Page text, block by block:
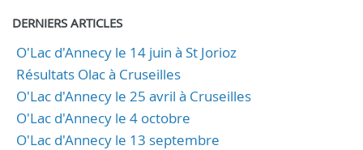
DERNIERS ARTICLES
O'Lac d'Annecy le 14 juin à St Jorioz
Résultats Olac à Cruseilles
O'Lac d'Annecy le 25 avril à Cruseilles
O'Lac d'Annecy le 4 octobre
O'Lac d'Annecy le 13 septembre